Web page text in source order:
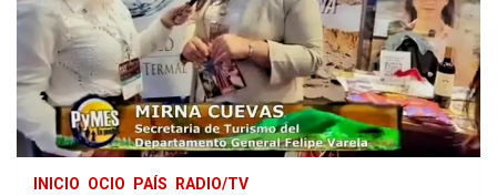
INICIO OCIO PAÍS RADIO/TV